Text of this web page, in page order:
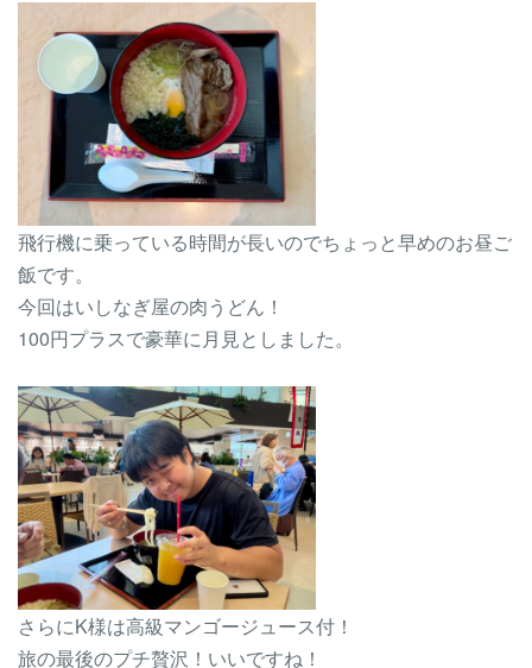
飛行機に乗っている時間が長いのでちょっと早めのお昼ご
飯です。
今回はいしなぎ屋の肉うどん！
100円プラスで豪華に月見としました。
さらにK様は高級マンゴージュース付！
旅の最後のプチ贅沢！いいですね！